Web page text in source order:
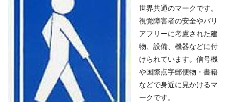
世界共通のマークです。
視覚障害者の安全やバリ
アフリーに考慮された建
物、設備、機器などに付
けられています。信号機
や国際点字郵便物・書籍
などで身近に見かけるマ
ークです。